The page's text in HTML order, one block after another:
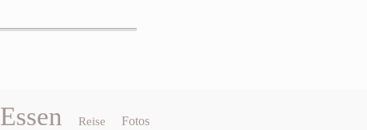
Essen Reise Fotos